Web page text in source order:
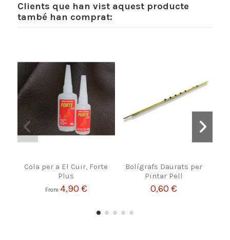
Clients que han vist aquest producte
també han comprat:
Cola per a El Cuir, Forte
Plus
From 4,90 €
Bolígrafs Daurats per
Pintar Pell
0,60 €